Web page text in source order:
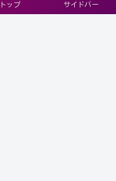
トップ サイドバー